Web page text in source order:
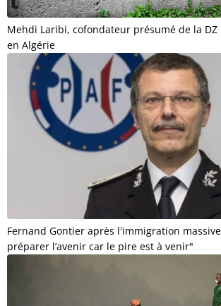
Mehdi Laribi, cofondateur présumé de la
en Algérie
Fernand Gontier après l'immigration
préparer l’avenir car le pire est à venir"